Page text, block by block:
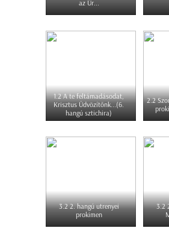
az Úr...
1.2 A te feltámadásodat,
Krisztus Üdvözítőnk...(6.
hangú sztichira)
2.2
3.2 2. hangú utrenyei
prokimen
3.2